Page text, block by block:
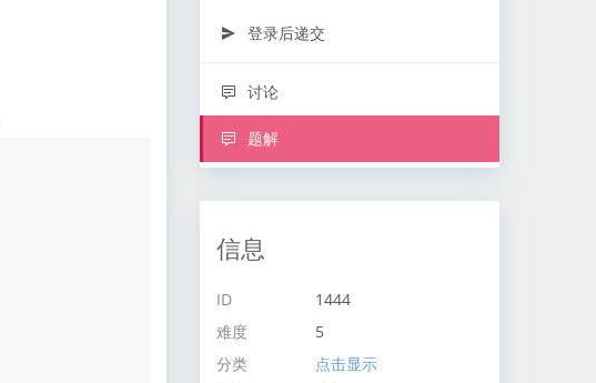
登录后递交
讨论
题解
信息
ID
1444
难度
5
分类
点击显示